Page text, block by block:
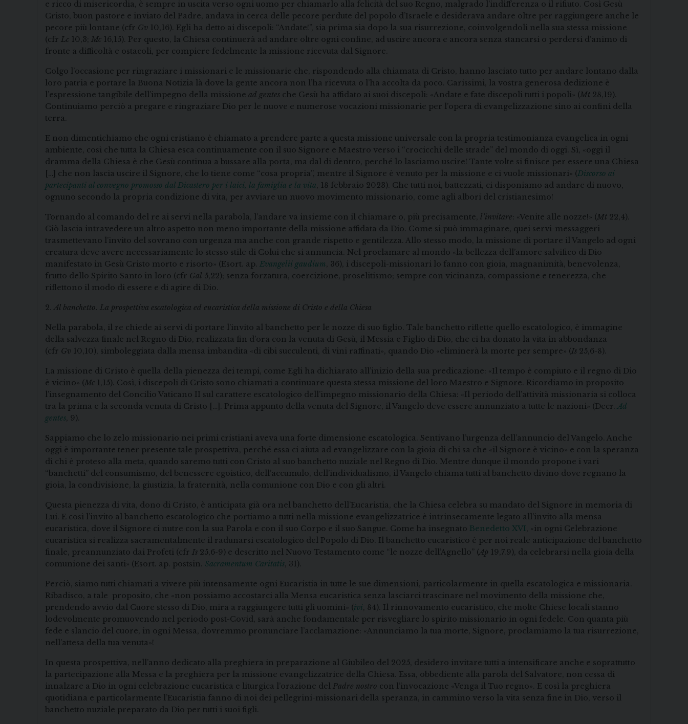
e ricco di misericordia, è sempre in uscita verso ogni uomo per chiamarlo alla felicità del suo Regno, malgrado l’indifferenza o il rifiuto. Così Gesù
Cristo, buon pastore e inviato del Padre, andava in cerca delle pecore perdute del popolo d’Israele e desiderava andare oltre per raggiungere anche le
pecore più lontane (cfr Gv 10,16). Egli ha detto ai discepoli: “Andate!”, sia prima sia dopo la sua risurrezione, coinvolgendoli nella sua stessa missione
(cfr Lc 10,3; Mc 16,15). Per questo, la Chiesa continuerà ad andare oltre ogni confine, ad uscire ancora e ancora senza stancarsi o perdersi d’animo di
fronte a difficoltà e ostacoli, per compiere fedelmente la missione ricevuta dal Signore.
Colgo l’occasione per ringraziare i missionari e le missionarie che, rispondendo alla chiamata di Cristo, hanno lasciato tutto per andare lontano dalla
loro patria e portare la Buona Notizia là dove la gente ancora non l’ha ricevuta o l’ha accolta da poco. Carissimi, la vostra generosa dedizione è
l’espressione tangibile dell’impegno della missione ad gentes che Gesù ha affidato ai suoi discepoli: «Andate e fate discepoli tutti i popoli» (Mt 28,19).
Continuiamo perciò a pregare e ringraziare Dio per le nuove e numerose vocazioni missionarie per l’opera di evangelizzazione sino ai confini della
terra.
E non dimentichiamo che ogni cristiano è chiamato a prendere parte a questa missione universale con la propria testimonianza evangelica in ogni
ambiente, così che tutta la Chiesa esca continuamente con il suo Signore e Maestro verso i “crocicchi delle strade” del mondo di oggi. Sì, «oggi il
dramma della Chiesa è che Gesù continua a bussare alla porta, ma dal di dentro, perché lo lasciamo uscire! Tante volte si finisce per essere una Chiesa
[…] che non lascia uscire il Signore, che lo tiene come “cosa propria”, mentre il Signore è venuto per la missione e ci vuole missionari» (Discorso ai
partecipanti al convegno promosso dal Dicastero per i laici, la famiglia e la vita, 18 febbraio 2023). Che tutti noi, battezzati, ci disponiamo ad andare di nuovo,
ognuno secondo la propria condizione di vita, per avviare un nuovo movimento missionario, come agli albori del cristianesimo!
Tornando al comando del re ai servi nella parabola, l’andare va insieme con il chiamare o, più precisamente, l’invitare: «Venite alle nozze!» (Mt 22,4).
Ciò lascia intravedere un altro aspetto non meno importante della missione affidata da Dio. Come si può immaginare, quei servi-messaggeri
trasmettevano l’invito del sovrano con urgenza ma anche con grande rispetto e gentilezza. Allo stesso modo, la missione di portare il Vangelo ad ogni
creatura deve avere necessariamente lo stesso stile di Colui che si annuncia. Nel proclamare al mondo «la bellezza dell’amore salvifico di Dio
manifestato in Gesù Cristo morto e risorto» (Esort. ap. Evangelii gaudium, 36), i discepoli-missionari lo fanno con gioia, magnanimità, benevolenza,
frutto dello Spirito Santo in loro (cfr Gal 5,22); senza forzatura, coercizione, proselitismo; sempre con vicinanza, compassione e tenerezza, che
riflettono il modo di essere e di agire di Dio.
2. Al banchetto. La prospettiva escatologica ed eucaristica della missione di Cristo e della Chiesa
Nella parabola, il re chiede ai servi di portare l’invito al banchetto per le nozze di suo figlio. Tale banchetto riflette quello escatologico, è immagine
della salvezza finale nel Regno di Dio, realizzata fin d’ora con la venuta di Gesù, il Messia e Figlio di Dio, che ci ha donato la vita in abbondanza
(cfr Gv 10,10), simboleggiata dalla mensa imbandita «di cibi succulenti, di vini raffinati», quando Dio «eliminerà la morte per sempre» (Is 25,6-8).
La missione di Cristo è quella della pienezza dei tempi, come Egli ha dichiarato all’inizio della sua predicazione: «Il tempo è compiuto e il regno di Dio
è vicino» (Mc 1,15). Così, i discepoli di Cristo sono chiamati a continuare questa stessa missione del loro Maestro e Signore. Ricordiamo in proposito
l’insegnamento del Concilio Vaticano II sul carattere escatologico dell’impegno missionario della Chiesa: «Il periodo dell’attività missionaria si colloca
tra la prima e la seconda venuta di Cristo […]. Prima appunto della venuta del Signore, il Vangelo deve essere annunziato a tutte le nazioni» (Decr.Ad
gentes, 9).
Sappiamo che lo zelo missionario nei primi cristiani aveva una forte dimensione escatologica. Sentivano l’urgenza dell’annuncio del Vangelo. Anche
oggi è importante tener presente tale prospettiva, perché essa ci aiuta ad evangelizzare con la gioia di chi sa che «il Signore è vicino» e con la speranza
di chi è proteso alla meta, quando saremo tutti con Cristo al suo banchetto nuziale nel Regno di Dio. Mentre dunque il mondo propone i vari
“banchetti” del consumismo, del benessere egoistico, dell’accumulo, dell’individualismo, il Vangelo chiama tutti al banchetto divino dove regnano la
gioia, la condivisione, la giustizia, la fraternità, nella comunione con Dio e con gli altri.
Questa pienezza di vita, dono di Cristo, è anticipata già ora nel banchetto dell’Eucaristia, che la Chiesa celebra su mandato del Signore in memoria di
Lui. E così l’invito al banchetto escatologico che portiamo a tutti nella missione evangelizzatrice è intrinsecamente legato all’invito alla mensa
eucaristica, dove il Signore ci nutre con la sua Parola e con il suo Corpo e il suo Sangue. Come ha insegnato Benedetto XVI, «in ogni Celebrazione
eucaristica si realizza sacramentalmente il radunarsi escatologico del Popolo di Dio. Il banchetto eucaristico è per noi reale anticipazione del banchetto
finale, preannunziato dai Profeti (cfr Is 25,6-9) e descritto nel Nuovo Testamento come “le nozze dell’Agnello” (Ap 19,7.9), da celebrarsi nella gioia della
comunione dei santi» (Esort. ap. postsin. Sacramentum Caritatis, 31).
Perciò, siamo tutti chiamati a vivere più intensamente ogni Eucaristia in tutte le sue dimensioni, particolarmente in quella escatologica e missionaria.
Ribadisco, a tale proposito, che «non possiamo accostarci alla Mensa eucaristica senza lasciarci trascinare nel movimento della missione che,
prendendo avvio dal Cuore stesso di Dio, mira a raggiungere tutti gli uomini» (ivi, 84). Il rinnovamento eucaristico, che molte Chiese locali stanno
lodevolmente promuovendo nel periodo post-Covid, sarà anche fondamentale per risvegliare lo spirito missionario in ogni fedele. Con quanta più
fede e slancio del cuore, in ogni Messa, dovremmo pronunciare l’acclamazione: «Annunciamo la tua morte, Signore, proclamiamo la tua risurrezione,
nell’attesa della tua venuta»!
In questa prospettiva, nell’anno dedicato alla preghiera in preparazione al Giubileo del 2025, desidero invitare tutti a intensificare anche e soprattutto
la partecipazione alla Messa e la preghiera per la missione evangelizzatrice della Chiesa. Essa, obbediente alla parola del Salvatore, non cessa di
innalzare a Dio in ogni celebrazione eucaristica e liturgica l’orazione del Padre nostro con l’invocazione «Venga il Tuo regno». E così la preghiera
quotidiana e particolarmente l’Eucaristia fanno di noi dei pellegrini-missionari della speranza, in cammino verso la vita senza fine in Dio, verso il
banchetto nuziale preparato da Dio per tutti i suoi figli.